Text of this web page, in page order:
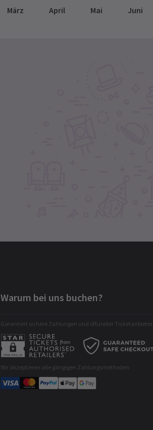
März April Mai Juni
Warum bei uns buchen?
Garantiert sichere Zahlungen und offizieller Ticketanbieter
Wir akzeptieren alle gängigen Zahlungsmethoden